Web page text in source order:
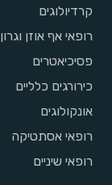
קרדיולוגים
רופאי אף אוזן וגרון
פסיכיאטרים
כירורגים כלליים
אונקולוגים
רופאי אסתטיקה
רופאי שיניים